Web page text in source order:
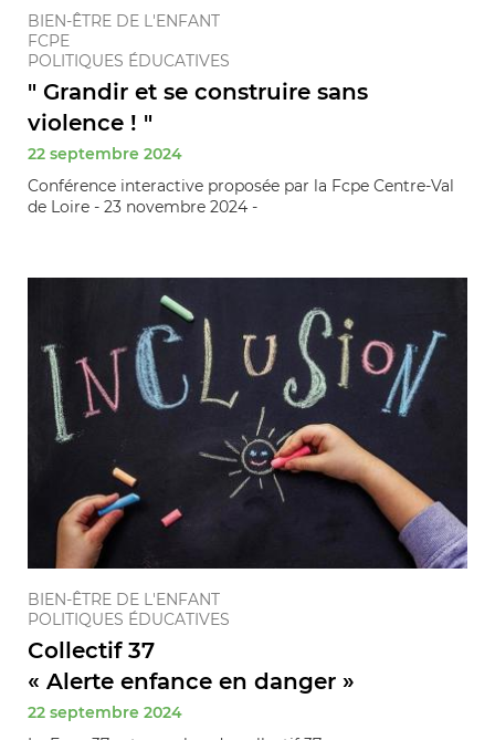
BIEN-ÊTRE DE L'ENFANT
FCPE
POLITIQUES ÉDUCATIVES
" Grandir et se construire sans
violence ! "
22 septembre 2024
Conférence interactive proposée par la Fcpe Centre-Val
de Loire - 23 novembre 2024 -
BIEN-ÊTRE DE L'ENFANT
POLITIQUES ÉDUCATIVES
Collectif 37
« Alerte enfance en danger »
22 septembre 2024